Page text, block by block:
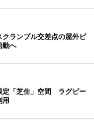
ランブル交差点の屋外ビ
動へ
定「芝生」空間 ラグビー
用